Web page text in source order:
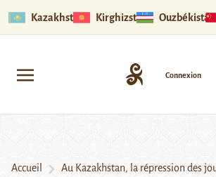
Kazakhstan Kirghizstan Ouzbékistan
Connexion
Accueil Au Kazakhstan, la répression des